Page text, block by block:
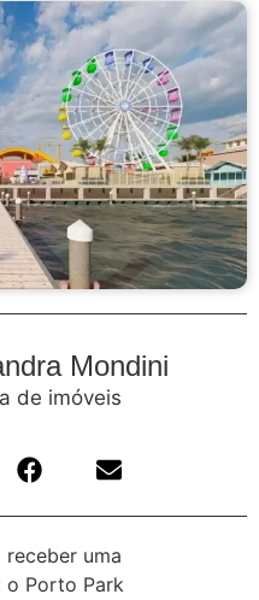
Mondini
de imóveis
receber uma
o Porto Park